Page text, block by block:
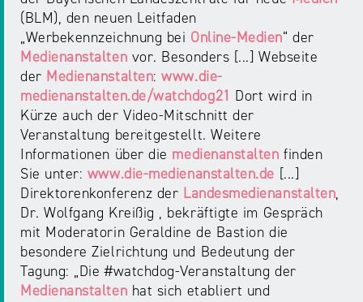
(BLM), den neuen Leitfaden
„Werbekennzeichnung bei Online-Medien“ der
Medienanstalten vor. Besonders [...] Webseite
der Medienanstalten:www.die-
medienanstalten.de/watchdog21 Dort wird in
Kürze auch der Video-Mitschnitt der
Veranstaltung bereitgestellt. Weitere
Informationen über die medienanstalten finden
Sie unter: www.die-medienanstalten.de [...]
Direktorenkonferenz der Landesmedienanstalten,
Dr. Wolfgang Kreißig , bekräftigte im Gespräch
mit Moderatorin Geraldine de Bastion die
besondere Zielrichtung und Bedeutung der
Tagung: „Die #watchdog-Veranstaltung der
Medienanstalten hat sich etabliert und